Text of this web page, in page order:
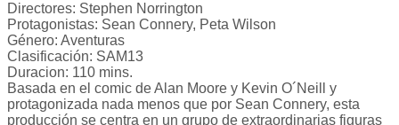
Directores: Stephen Norrington
Protagonistas: Sean Connery, Peta Wilson
Género: Aventuras
Clasificación: SAM13
Duracion: 110 mins.
Basada en el comic de Alan Moore y Kevin O´Neill y
protagonizada nada menos que por Sean Connery, esta
producción se centra en un grupo de extraordinarias figuras